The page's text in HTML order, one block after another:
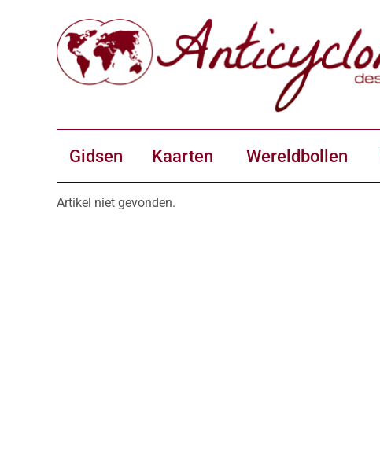
Gidsen Kaarten Wereldbollen
Artikel niet gevonden.